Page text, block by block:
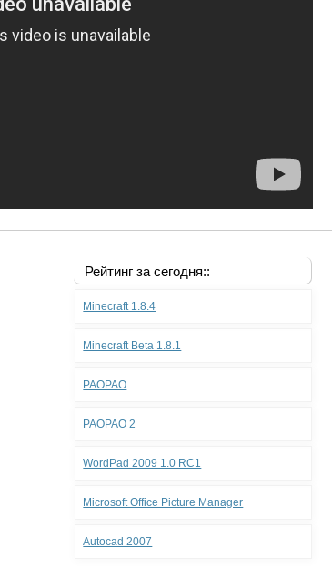
Рейтинг за сегодня::
Minecraft 1.8.4
Minecraft Beta 1.8.1
PAOPAO
PAOPAO 2
WordPad 2009 1.0 RC1
Microsoft Office Picture Manager
Autocad 2007